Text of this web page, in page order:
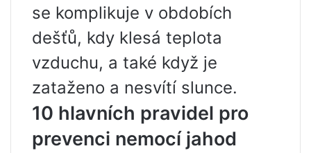
se komplikuje v obdobích
dešťů, kdy klesá teplota
vzduchu, a také když je
zataženo a nesvítí slunce.
10 hlavních pravidel pro
prevenci nemocí jahod